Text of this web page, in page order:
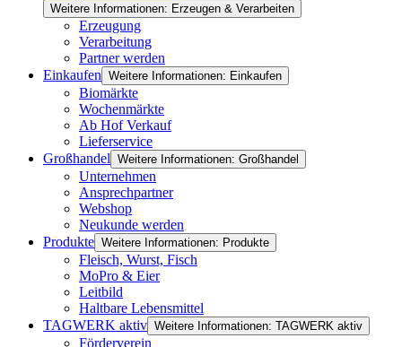
Weitere Informationen: Erzeugen & Verarbeiten
Erzeugung
Verarbeitung
Partner werden
Einkaufen Weitere Informationen: Einkaufen
Biomärkte
Wochenmärkte
Ab Hof Verkauf
Lieferservice
Großhandel Weitere Informationen: Großhandel
Unternehmen
Ansprechpartner
Webshop
Neukunde werden
Produkte Weitere Informationen: Produkte
Fleisch, Wurst, Fisch
MoPro & Eier
Leitbild
Haltbare Lebensmittel
TAGWERK aktiv Weitere Informationen: TAGWERK aktiv
Förderverein